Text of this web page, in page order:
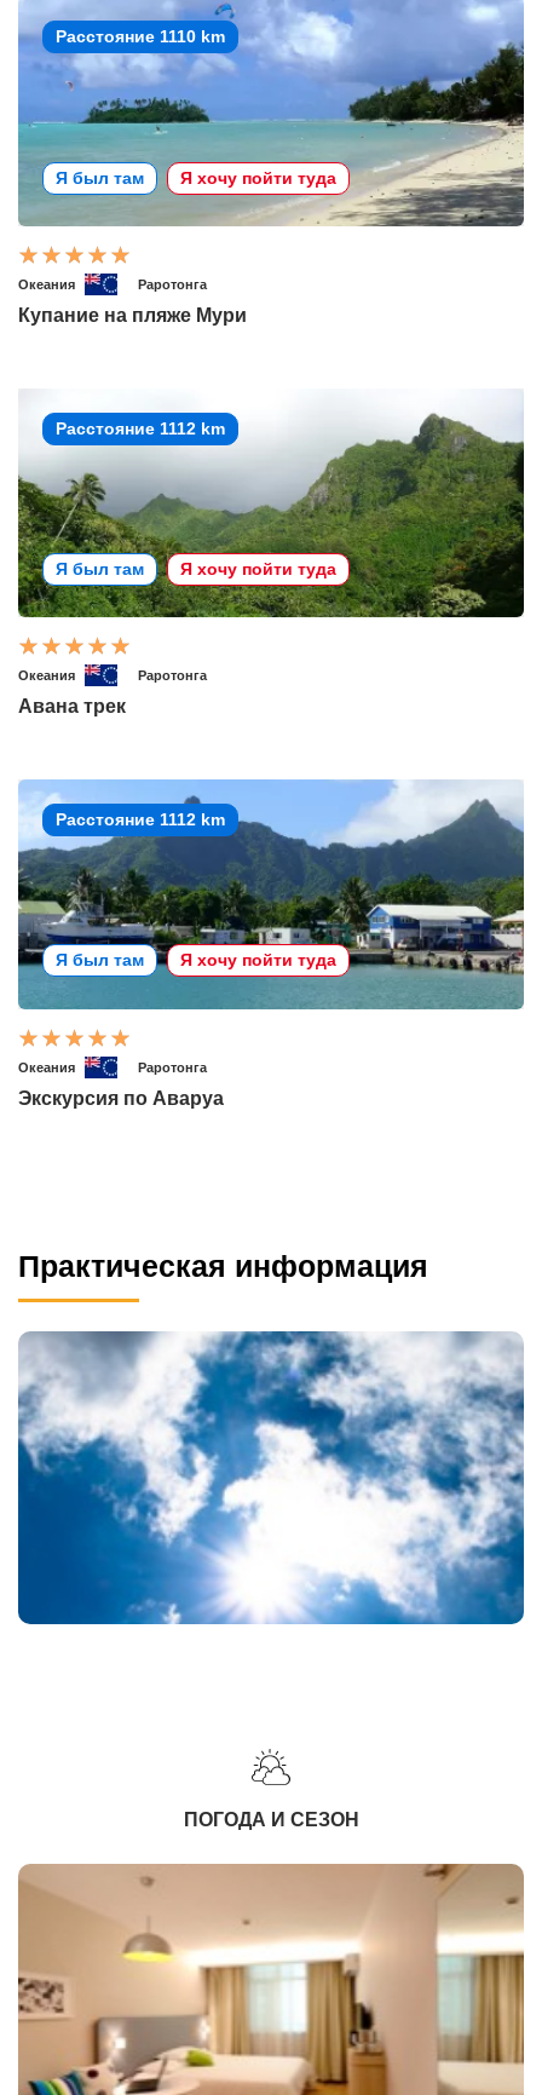
Расстояние 1110 km
Я был там Я хочу пойти туда
Океания Раротонга
Купание на пляже Мури
Расстояние 1112 km
Я был там Я хочу пойти туда
Океания Раротонга
Авана трек
Расстояние 1112 km
Я был там Я хочу пойти туда
Океания Раротонга
Экскурсия по Аваруа
Практическая информация
ПОГОДА И СЕЗОН